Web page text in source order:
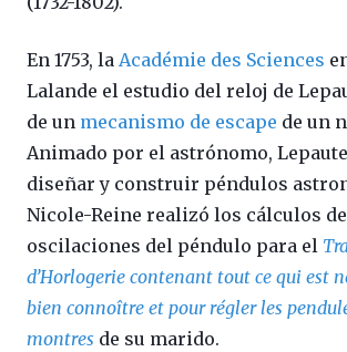
En 1753, la Académie des Sciences
Lalande el estudio del reloj de
de un mecanismo de escape de un
Animado por el astrónomo,
diseñar y construir péndulos
Nicole-Reine realizó los cálculos
oscilaciones del péndulo para el
d’Horlogerie contenant tout ce qui est
bien connoître et pour régler les
montres de su marido.